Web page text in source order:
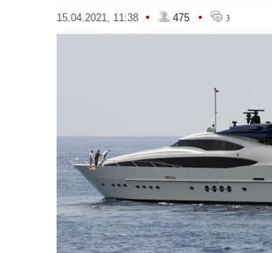
15.04.2021, 11:38 • 475 • 3